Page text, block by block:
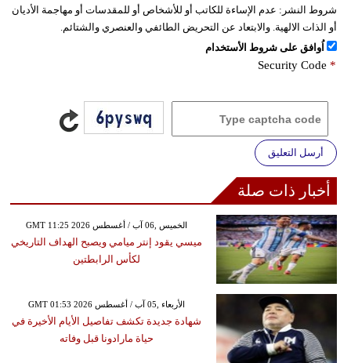
شروط النشر: عدم الإساءة للكاتب أو للأشخاص أو للمقدسات أو مهاجمة الأديان
أو الذات الالهية. والابتعاد عن التحريض الطائفي والعنصري والشتائم.
اُوافق على شروط الأستخدام
Security Code *
أرسل التعليق
أخبار ذات صلة
GMT 11:25 2026 الخميس ,06 آب / أغسطس
ميسي يقود إنتر ميامي ويصبح الهداف التاريخي
لكأس الرابطتين
GMT 01:53 2026 الأربعاء ,05 آب / أغسطس
شهادة جديدة تكشف تفاصيل الأيام الأخيرة في
حياة مارادونا قبل وفاته